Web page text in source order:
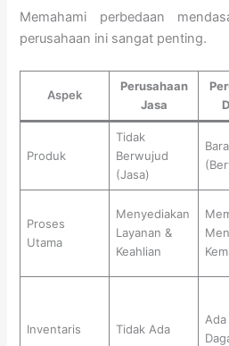
Memahami perbedaan
perusahaan ini sangat penting.
Aspek
Perusahaan
Jasa
Produk
Tidak
Berwujud
(Jasa)
Proses
Utama
Menyediakan
Layanan &
Keahlian
Inventaris Tidak Ada